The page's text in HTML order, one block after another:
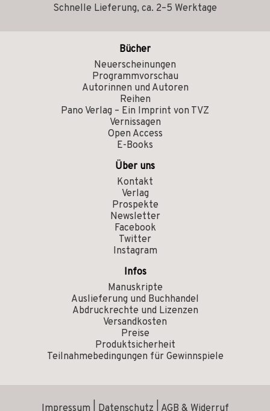
Schnelle Lieferung, ca. 2–5 Werktage
Bücher
Neuerscheinungen
Programmvorschau
Autorinnen und Autoren
Reihen
Pano Verlag – Ein Imprint von TVZ
Vernissagen
Open Access
E-Books
Über uns
Kontakt
Verlag
Prospekte
Newsletter
Facebook
Twitter
Instagram
Infos
Manuskripte
Auslieferung und Buchhandel
Abdruckrechte und Lizenzen
Versandkosten
Preise
Produktsicherheit
Teilnahmebedingungen für Gewinnspiele
Impressum Datenschutz AGB & Widerruf